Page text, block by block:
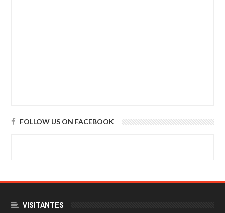
FOLLOW US ON FACEBOOK
VISITANTES